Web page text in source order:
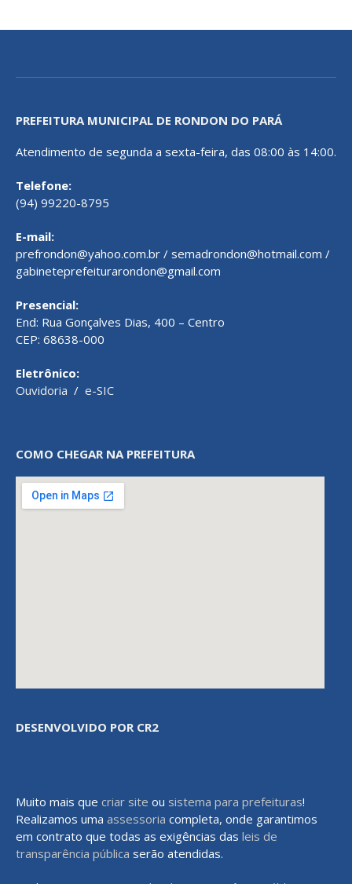
PREFEITURA MUNICIPAL DE RONDON DO PARÁ
Atendimento de segunda a sexta-feira, das 08:00 às 14:00.
Telefone:
(94) 99220-8795
E-mail:
prefrondon@yahoo.com.br / semadrondon@hotmail.com /
gabineteprefeiturarondon@gmail.com
Presencial:
End: Rua Gonçalves Dias, 400 – Centro
CEP: 68638-000
Eletrônico:
Ouvidoria / e-SIC
COMO CHEGAR NA PREFEITURA
DESENVOLVIDO POR CR2
Muito mais que criar site ou sistema para prefeituras!
Realizamos uma assessoria completa, onde garantimos
em contrato que todas as exigências das leis de
transparência pública serão atendidas.